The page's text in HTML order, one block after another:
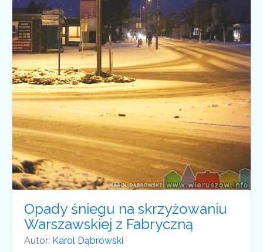
Opady śniegu na skrzyżowaniu
Warszawskiej z Fabryczną
Autor: Karol Dąbrowski